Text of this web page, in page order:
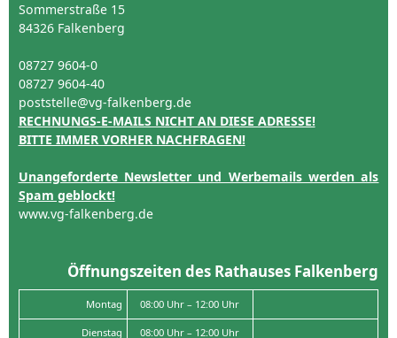
Sommerstraße 15
84326 Falkenberg
08727 9604-0
08727 9604-40
poststelle@vg-falkenberg.de
RECHNUNGS-E-MAILS NICHT AN DIESE ADRESSE!
BITTE IMMER VORHER NACHFRAGEN!
Unangeforderte Newsletter und Werbemails werden als
Spam geblockt!
www.vg-falkenberg.de
Öffnungszeiten des Rathauses Falkenberg
Montag 08:00 Uhr – 12:00 Uhr
Dienstag 08:00 Uhr – 12:00 Uhr